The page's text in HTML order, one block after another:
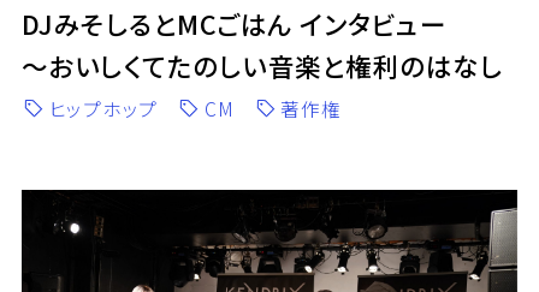
DJみそしるとMCごはん インタビュー
〜おいしくてたのしい音楽と権利のはなし
ヒップホップ CM 著作権